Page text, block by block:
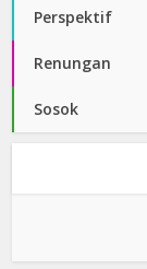
Perspektif
Renungan
Sosok